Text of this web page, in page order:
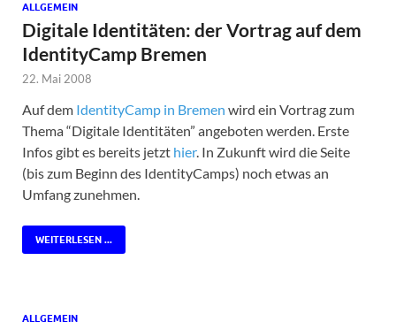
ALLGEMEIN
Digitale Identitäten: der Vortrag auf dem
IdentityCamp Bremen
22. Mai 2008
Auf dem IdentityCamp in Bremen wird ein Vortrag zum
Thema “Digitale Identitäten” angeboten werden. Erste
Infos gibt es bereits jetzt hier. In Zukunft wird die Seite
(bis zum Beginn des IdentityCamps) noch etwas an
Umfang zunehmen.
WEITERLESEN ...
ALLGEMEIN